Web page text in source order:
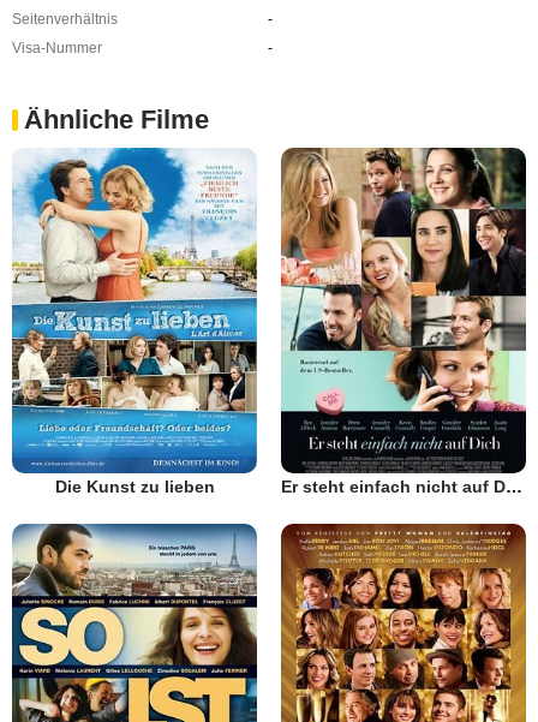
Seitenverhältnis
-
Visa-Nummer
-
Ähnliche Filme
Die Kunst zu lieben Er steht einfach nicht auf Dich!